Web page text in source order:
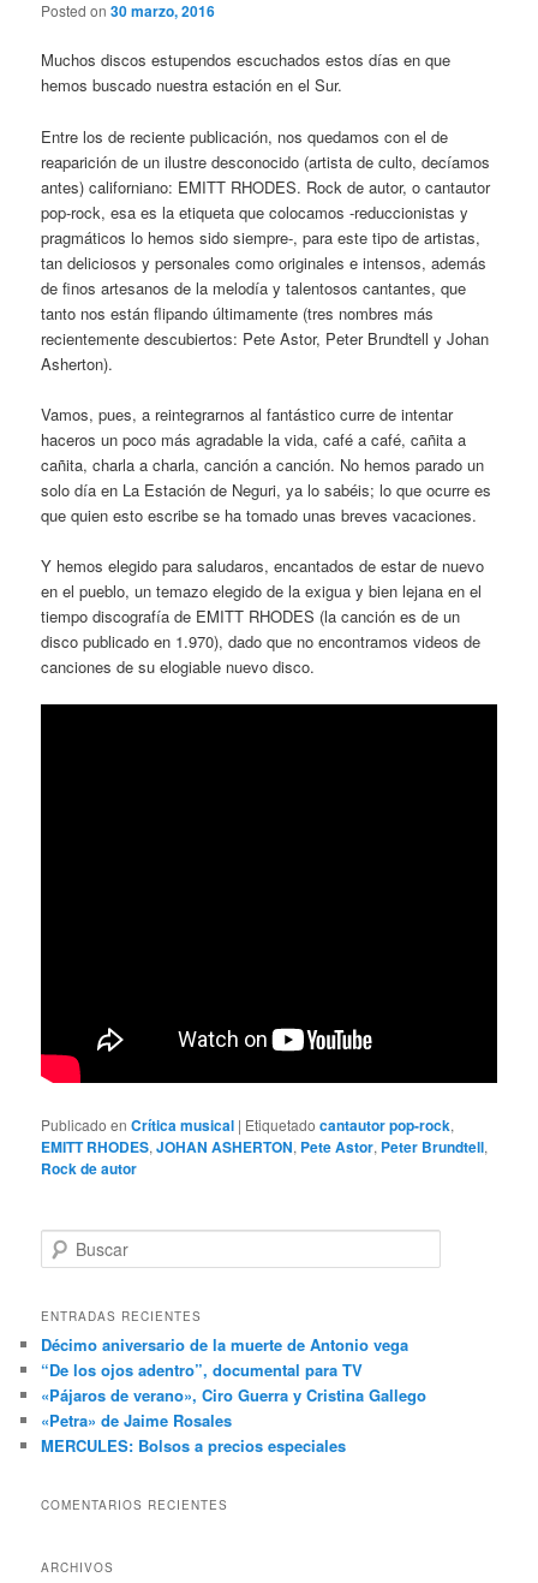
Posted on30 marzo, 2016
Muchos discos estupendos escuchados estos días en que
hemos buscado nuestra estación en el Sur.
Entre los de reciente publicación, nos quedamos con el de
reaparición de un ilustre desconocido (artista de culto, decíamos
antes) californiano: EMITT RHODES. Rock de autor, o cantautor
pop-rock, esa es la etiqueta que colocamos -reduccionistas y
pragmáticos lo hemos sido siempre-, para este tipo de artistas,
tan deliciosos y personales como originales e intensos, además
de finos artesanos de la melodía y talentosos cantantes, que
tanto nos están flipando últimamente (tres nombres más
recientemente descubiertos: Pete Astor, Peter Brundtell y Johan
Asherton).
Vamos, pues, a reintegrarnos al fantástico curre de intentar
haceros un poco más agradable la vida, café a café, cañita a
cañita, charla a charla, canción a canción. No hemos parado un
solo día en La Estación de Neguri, ya lo sabéis; lo que ocurre es
que quien esto escribe se ha tomado unas breves vacaciones.
Y hemos elegido para saludaros, encantados de estar de nuevo
en el pueblo, un temazo elegido de la exigua y bien lejana en el
tiempo discografía de EMITT RHODES (la canción es de un
disco publicado en 1.970), dado que no encontramos videos de
canciones de su elogiable nuevo disco.
Publicado en Crítica musical | Etiquetado cantautor pop-rock,
EMITT RHODES,JOHAN ASHERTON, Pete Astor, Peter Brundtell,
Rock de autor
u
c
r
ENTRADAS RECIENTES
Décimo aniversario de la muerte de Antonio vega
“De los ojos adentro”, documental para TV
«Pájaros de verano», Ciro Guerra y Cristina Gallego
«Petra» de Jaime Rosales
MERCULES: Bolsos a precios especiales
COMENTARIOS RECIENTES
ARCHIVOS